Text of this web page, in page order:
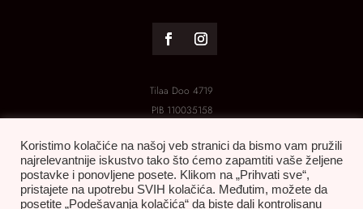
Tilaa Doo 4719
PIB 110035158
Koristimo kolačiće na našoj veb stranici da bismo vam pružili
najrelevantnije iskustvo tako što ćemo zapamtiti vaše željene
postavke i ponovljene posete. Klikom na „Prihvati sve“,
pristajete na upotrebu SVIH kolačića. Međutim, možete da
posetite „Podešavanja kolačića“ da biste dali kontrolisanu